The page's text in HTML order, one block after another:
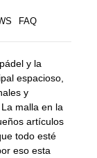
FAQ
y la
espacioso,
y
malla en la
artículos
todo esté
eso esta